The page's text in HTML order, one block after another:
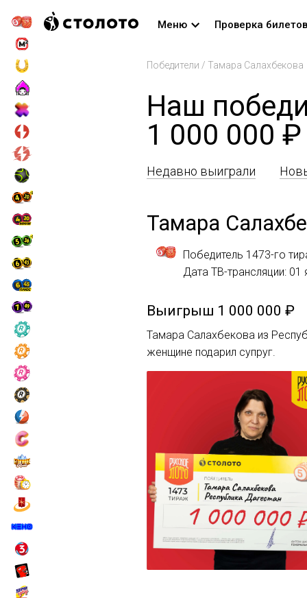
Меню Проверка билетов
Победители / Тамара Салахбекова
Наш
1 000 000 ₽
Недавно выиграли
Тамара
Победитель 1473-го
Дата ТВ-трансляции: 01
Выигрыш 1 000 000 ₽
Тамара Салахбекова из
женщине подарил супруг.